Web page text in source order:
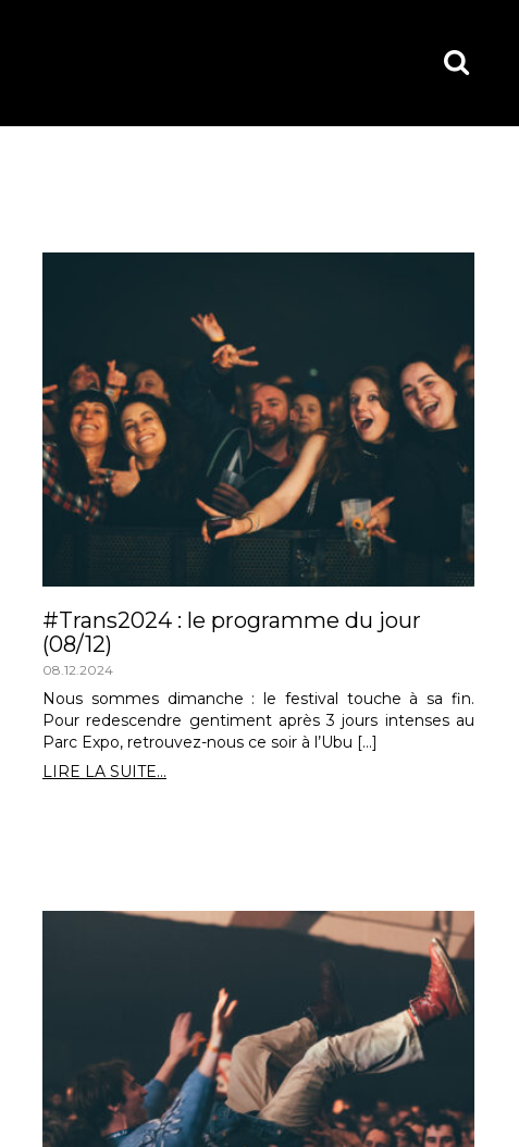
#Trans2024 : le programme du jour
(08/12)
08.12.2024
Nous sommes dimanche : le festival touche à sa fin.
Pour redescendre gentiment après 3 jours intenses au
Parc Expo, retrouvez-nous ce soir à l’Ubu […]
LIRE LA SUITE...